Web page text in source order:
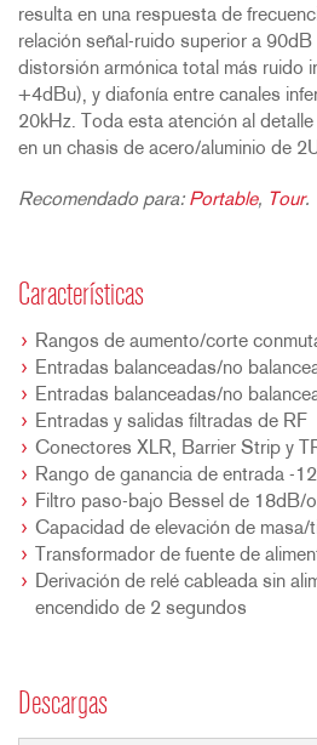
resulta en una respuesta de
relación señal-ruido superior a
distorsión armónica total más ruido
+4dBu), y diafonía entre canales
20kHz. Toda esta atención al
en un chasis de acero/aluminio de
Recomendado para: Portable, Tour.
Características
Rangos de aumento/corte
Entradas balanceadas/no
Entradas balanceadas/no
Entradas y salidas filtradas de RF
Conectores XLR, Barrier Strip y
Rango de ganancia de entrada -
Filtro paso-bajo Bessel de 18dB/
Capacidad de elevación de masa/
Transformador de fuente de
Derivación de relé cableada sin
encendido de 2 segundos
Descargas